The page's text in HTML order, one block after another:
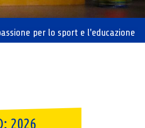
per lo sport e l'educazione
2026